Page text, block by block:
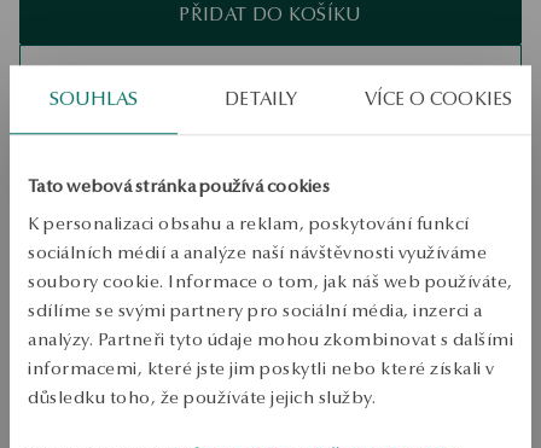
SOUHLAS DETAILY VÍCE O COOKIES
Tato webová stránka používá cookies
K personalizaci obsahu a reklam, poskytování funkcí
sociálních médií a analýze naší návštěvnosti využíváme
soubory cookie. Informace o tom, jak náš web používáte,
sdílíme se svými partnery pro sociální média, inzerci a
analýzy. Partneři tyto údaje mohou zkombinovat s dalšími
informacemi, které jste jim poskytli nebo které získali v
důsledku toho, že používáte jejich služby.
PŘIDAT DO KOŠÍKU
Bezplatné vrácení až do 100 dnů v YES Clubu
PODROBNOSTI
Kov: zlato
Celková kapacita: 750
Šířka: 3.4 mm
Výška: 1.4 mm